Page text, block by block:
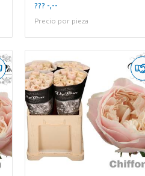
??? -,--
Precio por pieza